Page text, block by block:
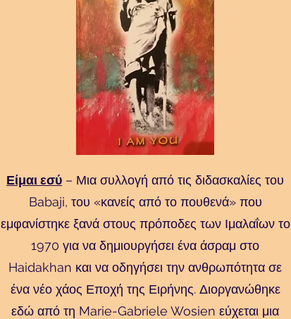
Είμαι εσύ – Μια συλλογή από τις διδασκαλίες του
Babaji, του «κανείς από το πουθενά» που
εμφανίστηκε ξανά στους πρόποδες των Ιμαλαΐων το
1970 για να δημιουργήσει ένα άσραμ στο
Haidakhan και να οδηγήσει την ανθρωπότητα σε
ένα νέο χάος Εποχή της Ειρήνης. Διοργανώθηκε
εδώ από τη Marie-Gabriele Wosien εύχεται μια